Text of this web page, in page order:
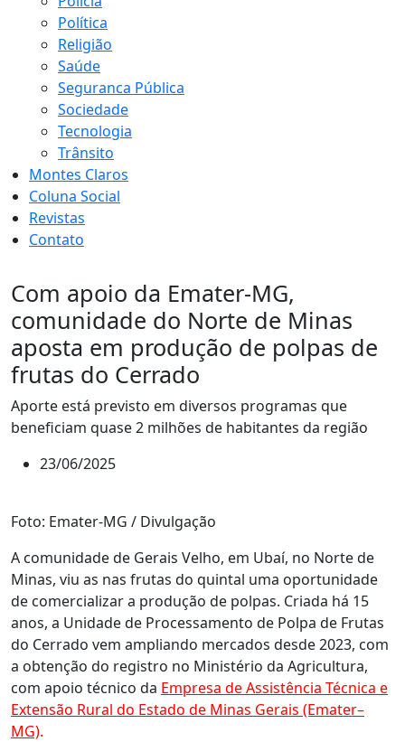
Política
Religião
Saúde
Seguranca Pública
Sociedade
Tecnologia
Trânsito
Montes Claros
Coluna Social
Revistas
Contato
Com apoio da Emater-MG,
comunidade do Norte de Minas
aposta em produção de polpas de
frutas do Cerrado
Aporte está previsto em diversos programas que
beneficiam quase 2 milhões de habitantes da região
23/06/2025
Foto: Emater-MG / Divulgação
A comunidade de Gerais Velho, em Ubaí, no Norte de
Minas, viu as nas frutas do quintal uma oportunidade
de comercializar a produção de polpas. Criada há 15
anos, a Unidade de Processamento de Polpa de Frutas
do Cerrado vem ampliando mercados desde 2023, com
a obtenção do registro no Ministério da Agricultura,
com apoio técnico da Empresa de Assistência Técnica e
Extensão Rural do Estado de Minas Gerais (Emater–
MG).